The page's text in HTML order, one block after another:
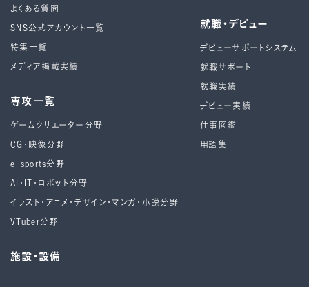
よくある質問
SNS公式アカウント一覧
特集一覧
メディア掲載実績
専攻一覧
ゲームクリエーター分野
CG・映像分野
e-sports分野
AI・IT・ロボット分野
イラスト・アニメ・デザイン・マンガ・小説分野
VTuber分野
施設・設備
就職・デビュー
デビューサポートシステム
就職サポート
就職実績
デビュー実績
仕事図鑑
用語集